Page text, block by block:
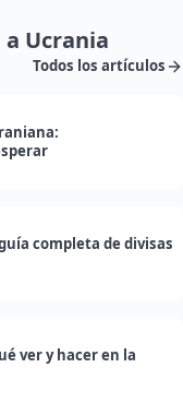
Ucrania
Todos los artículos
completa de divisas
ver y hacer en la